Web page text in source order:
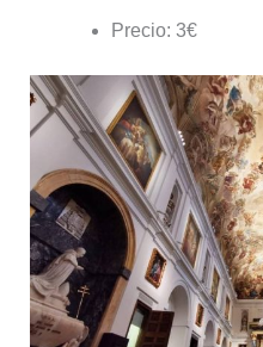
Precio: 3€